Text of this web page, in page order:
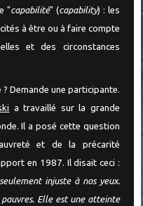
"capabilité" (capability) : les
à être ou à faire compte
et des circonstances
Demande une participante.
a travaillé sur la grande
Il a posé cette question
et de la précarité
en 1987. Il disait ceci :
injuste à nos yeux.
Elle est une atteinte